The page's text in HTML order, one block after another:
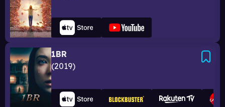
1BR
2019